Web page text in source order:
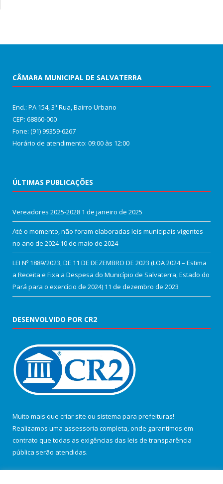
CÂMARA MUNICIPAL DE SALVATERRA
End.: PA 154, 3ª Rua, Bairro Urbano
CEP: 68860‑000
Fone: (91) 99359-6267
Horário de atendimento: 09:00 às 12:00
ÚLTIMAS PUBLICAÇÕES
Vereadores 2025-2028 1 de janeiro de 2025
Até o momento, não foram elaboradas leis municipais vigentes
no ano de 2024 10 de maio de 2024
LEI Nº 1889/2023, DE 11 DE DEZEMBRO DE 2023 (LOA 2024 – Estima
a Receita e Fixa a Despesa do Município de Salvaterra, Estado do
Pará para o exercício de 2024) 11 de dezembro de 2023
DESENVOLVIDO POR CR2
Muito mais que criar site ou sistema para prefeituras!
Realizamos uma assessoria completa, onde garantimos em
contrato que todas as exigências das leis de transparência
pública serão atendidas.